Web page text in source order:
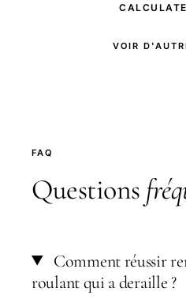
VOIR
FAQ
Questions
Comment réussir
roulant qui a deraille ?